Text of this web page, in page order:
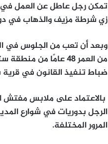
تمكن رجل عاطل عن العمل
زي شرطة مزيف والذهاب في
وبعد أن تعب من الجلوس في
من العمر 48 عامًا
ضباط تنفيذ القانون في
بالاعتماد على ملابس مفتش
الرجل بدوريات في شوارع
المرور المختلفة.